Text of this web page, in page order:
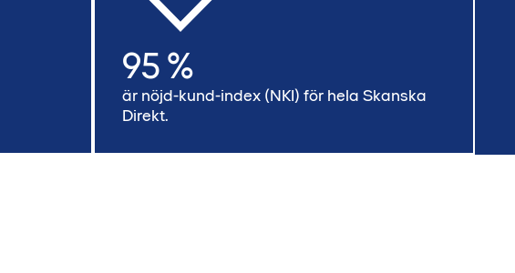
95 %
är nöjd-kund-index (NKI) för hela Skanska
Direkt.